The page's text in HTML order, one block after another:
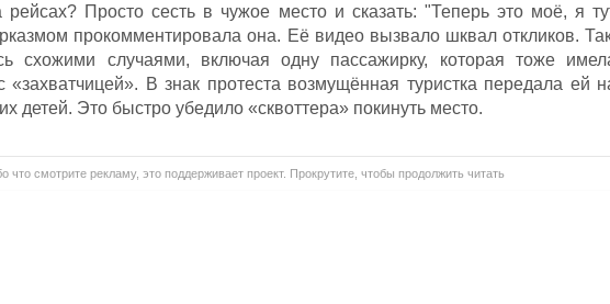
Просто сесть в чужое место и сказать: "Теперь это моё, я
прокомментировала она. Её видео вызвало шквал откликов.
схожими случаями, включая одну пассажирку, которая тоже
«захватчицей». В знак протеста возмущённая туристка передала ей
детей. Это быстро убедило «сквоттера» покинуть место.
что смотрите рекламу, это поддерживает проект. Прокрутите, чтобы продолжить читать